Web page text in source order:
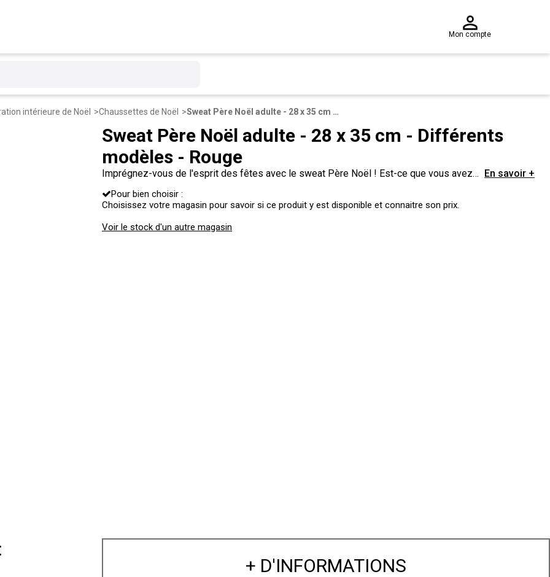
Mon compte
intérieure de Noël Chaussettes de Noël Sweat Père Noël adulte - 28 x 35 cm - Différents modèles - Rouge
Sweat Père Noël adulte - 28 x 35 cm - Différents
modèles - Rouge
Imprégnez-vous de l'esprit des fêtes avec le sweat Père Noël ! Est-ce que vous avez
En savoir +
Pour bien choisir :
Choisissez votre magasin pour savoir si ce produit y est disponible et connaitre son prix.
Voir le stock d'un autre magasin
+ D'INFORMATIONS